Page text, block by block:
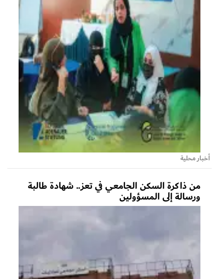
أخبار محلية
من ذاكرة السكن الجامعي في تعز.. شهادة طالبة
ورسالة إلى المسؤولين